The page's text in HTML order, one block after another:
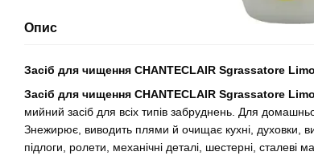
Опис
Засіб для чищення CHANTECLAIR Sgrassatore
Засіб для чищення CHANTECLAIR Sgrassatore
мийний засіб для всіх типів забруднень. Для
Знежирює, виводить плями й очищає кухні, духовки,
підлоги, ролети, механічні деталі, шестерні, сталеві